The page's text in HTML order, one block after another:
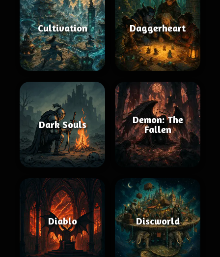
Cultivation Daggerheart
Dark Souls
Demon: The
Fallen
Diablo Discworld